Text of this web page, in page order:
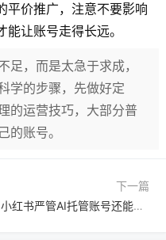
平价推广，注意不要影响
让账号走得长远。
足，而是太急于求成，
学的步骤，先做好定
的运营技巧，大部分普
的账号。
下一篇
小红书严管AI托管账号还能靠AI做号吗